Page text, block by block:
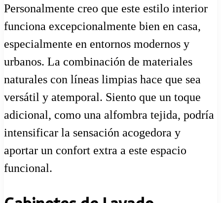
Personalmente creo que este estilo interior
funciona excepcionalmente bien en casa,
especialmente en entornos modernos y
urbanos. La combinación de materiales
naturales con líneas limpias hace que sea
versátil y atemporal. Siento que un toque
adicional, como una alfombra tejida, podría
intensificar la sensación acogedora y
aportar un confort extra a este espacio
funcional.